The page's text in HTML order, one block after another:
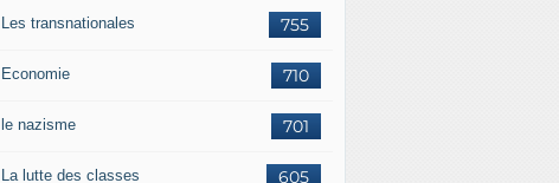
755
Les transnationales
710
Economie
701
le nazisme
605
La lutte des classes